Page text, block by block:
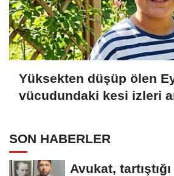
Yüksekten düşüp ölen
vücudundaki kesi izleri
SON HABERLER
Avukat,